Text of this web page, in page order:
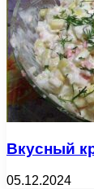
Вкусный
05.12.2024